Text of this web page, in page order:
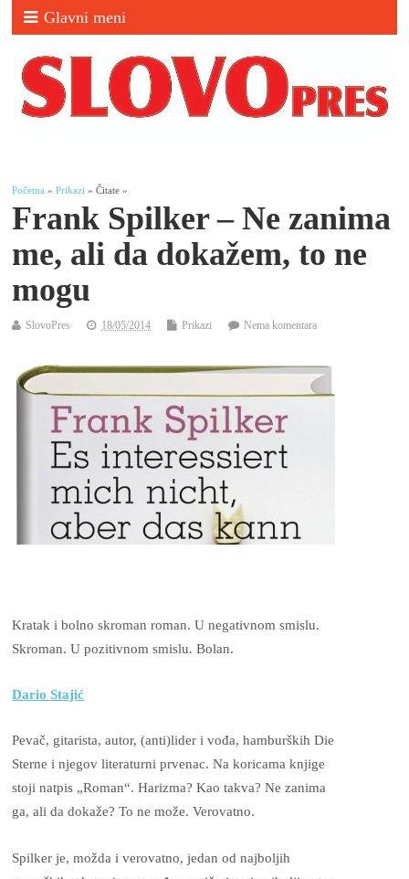
Glavni meni
Početna »Prikazi » Čitate »
Frank Spilker – Ne zanima
me, ali da dokažem, to ne
mogu
SlovoPres 18/05/2014 Prikazi Nema komentara
Kratak i bolno skroman roman. U negativnom smislu.
Skroman. U pozitivnom smislu. Bolan.
Dario Stajić
Pevač, gitarista, autor, (anti)lider i vođa, hamburških Die
Sterne i njegov literaturni prvenac. Na koricama knjige
stoji natpis „Roman“. Harizma? Kao takva? Ne zanima
ga, ali da dokaže? To ne može. Verovatno.
Spilker je, možda i verovatno, jedan od najboljih